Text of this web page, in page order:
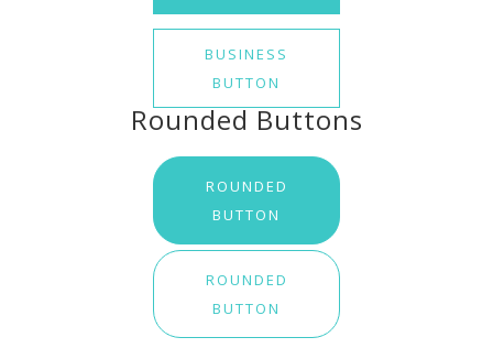
BUSINESS
BUTTON
Rounded Buttons
ROUNDED
BUTTON
ROUNDED
BUTTON